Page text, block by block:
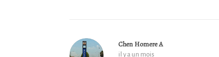
Chen Homere A
il y a un mois